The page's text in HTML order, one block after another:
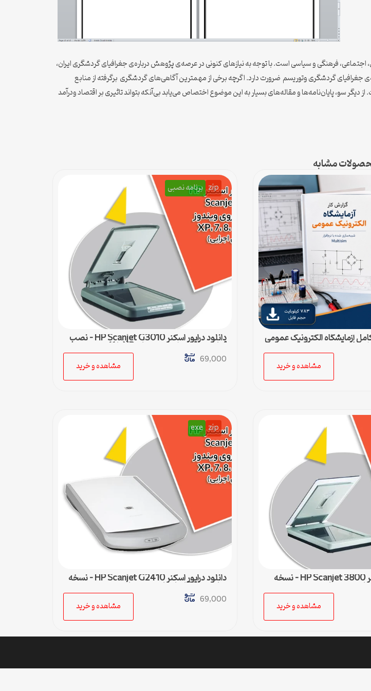
فرهنگی و سیاسی است. با توجه به نیازهای کنونی در عرصه‌ی پژوهش درباره‌ی جغرافیای گردشگری ایران،
گردشگری وتوریسم ضرورت دارد. اگرچه برخی از مهمترین آگاهی‌های گردشگری برگرفته از منابع
دیگر سو، پایان‌نامه‌ها و مقاله‌های بسیار به این موضوع اختصاص می‌یابد بی‌آنکه بتواند تاثیری بر اقتصاد ودرآمد
مشابه
آزمایشگاه الکترونیک عمومی
مشاهده و خرید
zip برنامه نصبی
دانلود درایور اسکنر HP Scanjet G3010 – نصب
آسان و سریع برای ویندوزهای XP تا 11
69,000
مشاهده و خرید
دانلود درایور اسکنر HP Scanjet 3800 – نسخه
ویندوزها
مشاهده و خرید
zip
exe
دانلود درایور اسکنر HP Scanjet G2410 – نسخه
نهایی و سازگار با تمام ویندوزها
69,000
مشاهده و خرید